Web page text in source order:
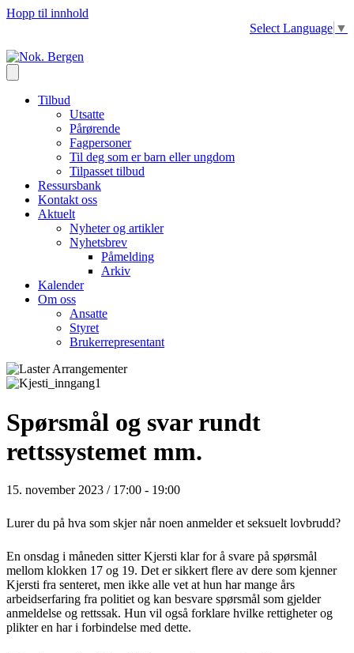
Hopp til innhold
Select Language ▼
Tilbud
Utsatte
Pårørende
Fagpersoner
Til deg som er barn eller ungdom
Tilpasset tilbud
Ressursbank
Kontakt oss
Aktuelt
Nyheter og artikler
Nyhetsbrev
Påmelding
Arkiv
Kalender
Om oss
Ansatte
Styret
Brukerrepresentant
Spørsmål og svar rundt
rettssystemet mm.
15. november 2023 / 17:00 - 19:00
Lurer du på hva som skjer når noen anmelder et seksuelt lovbrudd?
En onsdag i måneden sitter Kjersti klar for å svare på spørsmål
mellom klokken 17 og 19. Det er sikkert flere av dere som kjenner
Kjersti fra senteret, men ikke alle vet at hun har mange års
arbeidserfaring fra politiet og kan besvare spørsmål som gjelder
anmeldelse og rettssak. Hun vil også forklare hvilke rettigheter og
plikter en har i forbindelse med dette.